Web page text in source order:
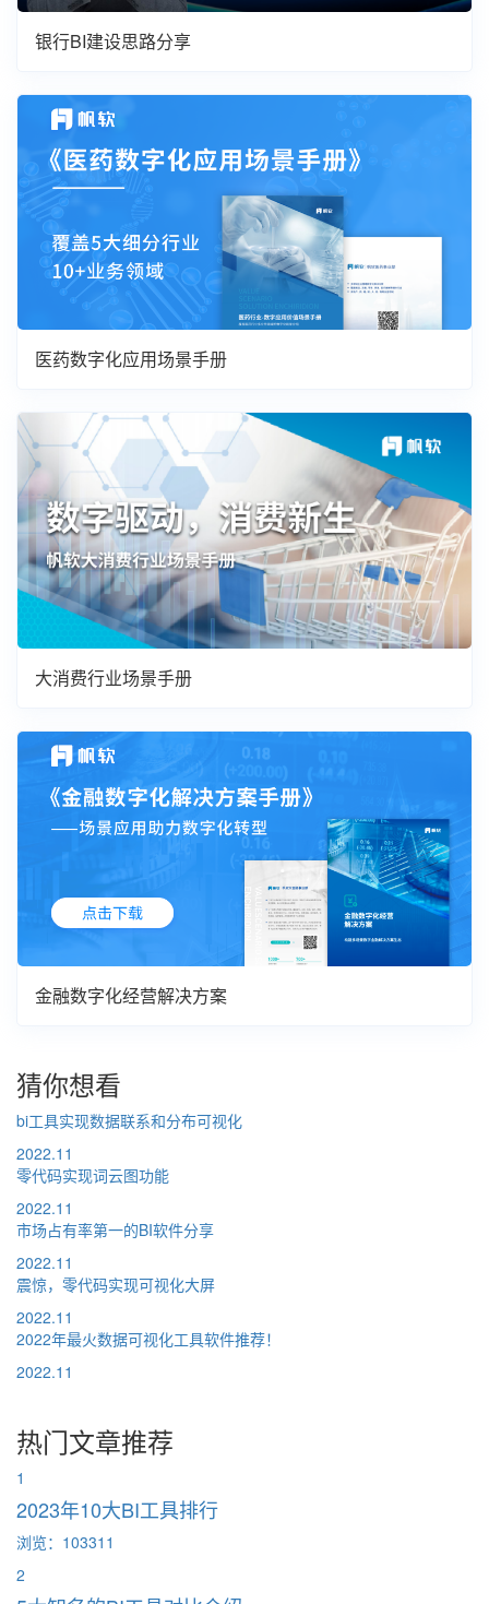
银行BI建设思路分享
医药数字化应用场景手册
大消费行业场景手册
金融数字化经营解决方案
猜你想看
bi工具实现数据联系和分布可视化
2022.11
零代码实现词云图功能
2022.11
市场占有率第一的BI软件分享
2022.11
震惊，零代码实现可视化大屏
2022.11
2022年最火数据可视化工具软件推荐！
2022.11
热门文章推荐
1
2023年10大BI工具排行
浏览：103311
2